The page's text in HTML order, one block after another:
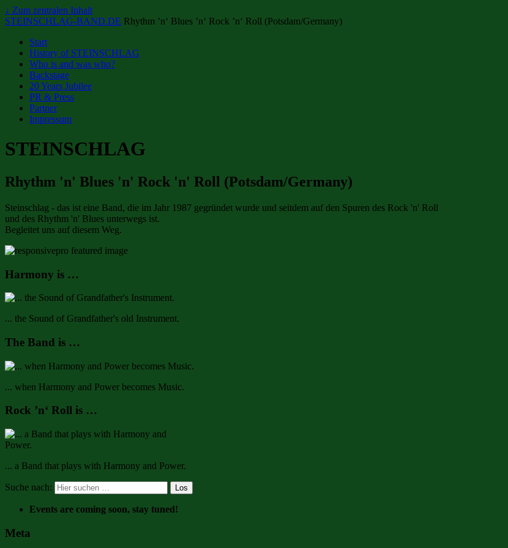
↓ Zum zentralen Inhalt
STEINSCHLAG-BAND.DE Rhythm ’n‘ Blues ’n‘ Rock ’n‘ Roll (Potsdam/Germany)
Start
History of STEINSCHLAG
Who is and was who?
Backstage
20 Years Jubilee
PR & Press
Partner
Impressum
STEINSCHLAG
Rhythm 'n' Blues 'n' Rock 'n' Roll (Potsdam/Germany)
Steinschlag - das ist eine Band, die im Jahr 1987 gegründet wurde und seitdem auf den Spuren des Rock 'n' Roll
und des Rhythm 'n' Blues unterwegs ist.
Begleitet uns auf diesem Weg.
Harmony is …
... the Sound of Grandfather's old Instrument.
The Band is …
... when Harmony and Power becomes Music.
Rock ’n‘ Roll is …
... a Band that plays with Harmony and Power.
Suche nach:
Events are coming soon, stay tuned!
Meta